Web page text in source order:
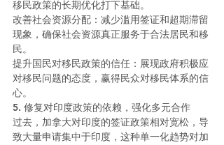
移民政策的长期优化打下基础。
改善社会资源分配：减少滥用签证和超期滞留
现象，确保社会资源真正服务于合法居民和移
民。
提升国民对移民政策的信任：展现政府积极应
对移民问题的态度，赢得民众对移民体系的信
心。
5. 修复对印度政策的依赖，强化多元合作
过去，加拿大对印度的签证政策相对宽松，导
致大量申请集中于印度，这种单一化趋势对加